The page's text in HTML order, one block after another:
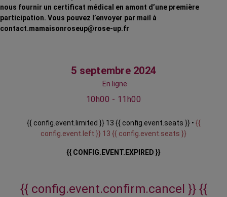
nous fournir un certificat médical en amont d’une première
participation. Vous pouvez l’envoyer par mail à
contact.mamaisonroseup@rose-up.fr
5 septembre 2024
En ligne
10h00 - 11h00
{{ config.event.limited }} 13 {{ config.event.seats }} • {{
config.event.left }} 13 {{ config.event.seats }}
{{ CONFIG.EVENT.EXPIRED }}
{{ config.event.confirm.cancel }} {{